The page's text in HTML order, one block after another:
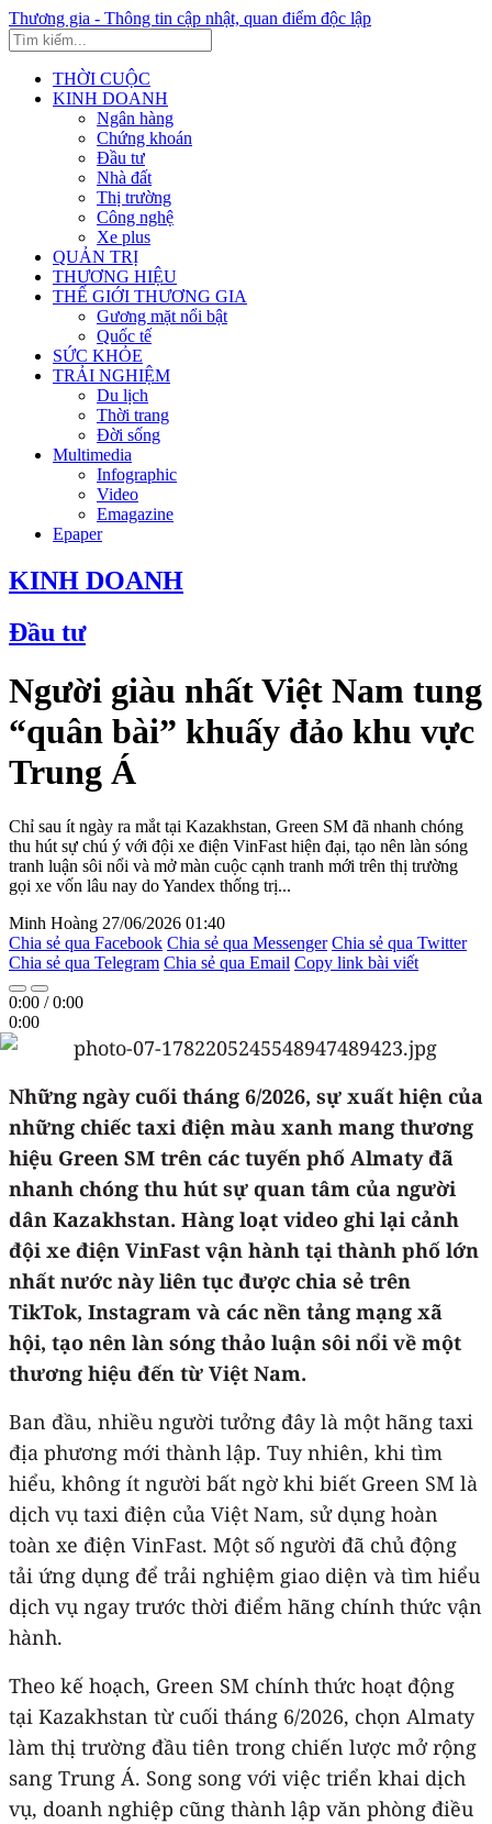
Thương gia - Thông tin cập nhật, quan điểm độc lập
THỜI CUỘC
KINH DOANH
Ngân hàng
Chứng khoán
Đầu tư
Nhà đất
Thị trường
Công nghệ
Xe plus
QUẢN TRỊ
THƯƠNG HIỆU
THẾ GIỚI THƯƠNG GIA
Gương mặt nổi bật
Quốc tế
SỨC KHỎE
TRẢI NGHIỆM
Du lịch
Thời trang
Đời sống
Multimedia
Infographic
Video
Emagazine
Epaper
KINH DOANH
Đầu tư
Người giàu nhất Việt Nam tung
“quân bài” khuấy đảo khu vực
Trung Á
Chỉ sau ít ngày ra mắt tại Kazakhstan, Green SM đã nhanh chóng
thu hút sự chú ý với đội xe điện VinFast hiện đại, tạo nên làn sóng
tranh luận sôi nổi và mở màn cuộc cạnh tranh mới trên thị trường
gọi xe vốn lâu nay do Yandex thống trị...
Minh Hoàng 27/06/2026 01:40
Chia sẻ qua Facebook Chia sẻ qua Messenger Chia sẻ qua Twitter
Chia sẻ qua Telegram Chia sẻ qua Email Copy link bài viết
0:00 /0:00
0:00
Những ngày cuối tháng 6/2026, sự xuất hiện của
những chiếc taxi điện màu xanh mang thương
hiệu Green SM trên các tuyến phố Almaty đã
nhanh chóng thu hút sự quan tâm của người
dân Kazakhstan. Hàng loạt video ghi lại cảnh
đội xe điện VinFast vận hành tại thành phố lớn
nhất nước này liên tục được chia sẻ trên
TikTok, Instagram và các nền tảng mạng xã
hội, tạo nên làn sóng thảo luận sôi nổi về một
thương hiệu đến từ Việt Nam.
Ban đầu, nhiều người tưởng đây là một hãng taxi
địa phương mới thành lập. Tuy nhiên, khi tìm
hiểu, không ít người bất ngờ khi biết Green SM là
dịch vụ taxi điện của Việt Nam, sử dụng hoàn
toàn xe điện VinFast. Một số người đã chủ động
tải ứng dụng để trải nghiệm giao diện và tìm hiểu
dịch vụ ngay trước thời điểm hãng chính thức vận
hành.
Theo kế hoạch, Green SM chính thức hoạt động
tại Kazakhstan từ cuối tháng 6/2026, chọn Almaty
làm thị trường đầu tiên trong chiến lược mở rộng
sang Trung Á. Song song với việc triển khai dịch
vụ, doanh nghiệp cũng thành lập văn phòng điều